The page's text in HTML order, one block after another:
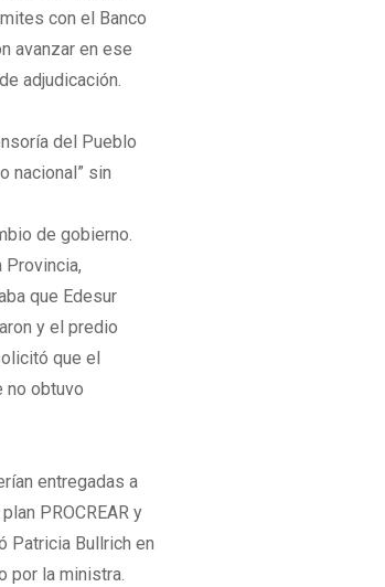
con el Banco
avanzar en ese
adjudicación.
del Pueblo
nacional” sin
de gobierno.
que Edesur
y el predio
que el
no obtuvo
entregadas a
PROCREAR y
Patricia Bullrich en
por la ministra.